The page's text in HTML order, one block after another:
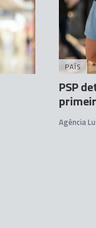
PAÍS
PSP
Agência